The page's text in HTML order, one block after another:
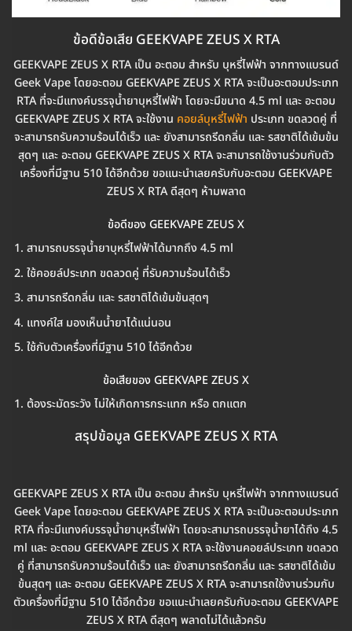
ข้อดีข้อเสีย GEEKVAPE ZEUS X RTA
GEEKVAPE ZEUS X RTA เป็น อะตอม สำหรับ บุหรี่ไฟฟ้า จากทางแบรนด์
Geek Vape โดยอะตอม GEEKVAPE ZEUS X RTA จะเป็นอะตอมประเภท
RTA ที่จะมีแทงค์บรรจุน้ำยาบุหรี่ไฟฟ้า โดยจะมีขนาด 4.5 ml และ อะตอม
GEEKVAPE ZEUS X RTA จะใช้งาน คอยล์บุหรี่ไฟฟ้า ประเภท ขดลวดคู่ ที่
จะสามารถรับความร้อนได้เร็ว และ ยังสามารถรีดกลิ่น และ รสชาติได้เข้มข้น
สุดๆ และ อะตอม GEEKVAPE ZEUS X RTA จะสามารถใช้งานร่วมกับตัว
เครื่องที่มีฐาน 510 ได้อีกด้วย ขอแนะนำเลยครับกับอะตอม GEEKVAPE
ZEUS X RTA ดีสุดๆ ห้ามพลาด
ข้อดีของ GEEKVAPE ZEUS X
สามารถบรรจุน้ำยาบุหรี่ไฟฟ้าได้มากถึง 4.5 ml
ใช้คอยล์ประเภท ขดลวดคู่ ที่รับความร้อนได้เร็ว
สามารถรีดกลิ่น และ รสชาติได้เข้มข้นสุดๆ
แทงค์ใส มองเห็นน้ำยาได้แน่นอน
ใช้กับตัวเครื่องที่มีฐาน 510 ได้อีกด้วย
ข้อเสียของ GEEKVAPE ZEUS X
ต้องระมัดระวัง ไม่ให้เกิดการกระแทก หรือ ตกแตก
สรุปข้อมูล GEEKVAPE ZEUS X RTA
GEEKVAPE ZEUS X RTA เป็น อะตอม สำหรับ บุหรี่ไฟฟ้า จากทางแบรนด์
Geek Vape โดยอะตอม GEEKVAPE ZEUS X RTA จะเป็นอะตอมประเภท
RTA ที่จะมีแทงค์บรรจุน้ำยาบุหรี่ไฟฟ้า โดยจะสามารถบรรจุน้ำยาได้ถึง 4.5
ml และ อะตอม GEEKVAPE ZEUS X RTA จะใช้งานคอยล์ประเภท ขดลวด
คู่ ที่สามารถรับความร้อนได้เร็ว และ ยังสามารถรีดกลิ่น และ รสชาติได้เข้ม
ข้นสุดๆ และ อะตอม GEEKVAPE ZEUS X RTA จะสามารถใช้งานร่วมกับ
ตัวเครื่องที่มีฐาน 510 ได้อีกด้วย ขอแนะนำเลยครับกับอะตอม GEEKVAPE
ZEUS X RTA ดีสุดๆ พลาดไม่ได้แล้วครับ